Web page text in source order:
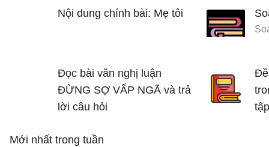
vệ môi trường sống.
Nội dung chính bài: Mẹ tôi
Đọc bài văn nghị luận
ĐỪNG SỢ VẤP NGÃ và trả
lời câu hỏi
Đề
Mới nhất trong tuần